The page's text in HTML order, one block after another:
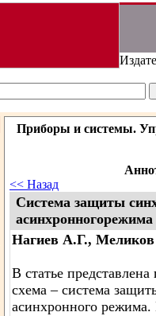
Приборы и системы.
<< Назад
Система защиты
асинхронногорежима
Нагиев А.Г.,
В статье
схема – система
асинхронного режима.